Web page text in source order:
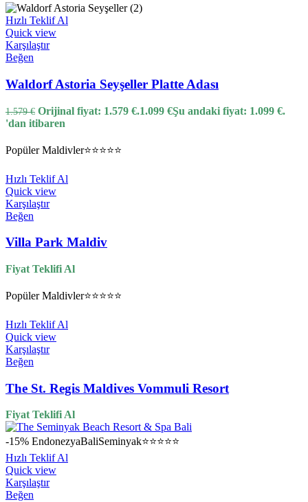
Hızlı Teklif Al
Quick view
Karşılaştır
Beğen
Waldorf Astoria Seyşeller Platte Adası
1.579€ Orijinal fiyat: 1.579 €.1.099 €Şu andaki fiyat: 1.099 €.
'dan itibaren
Popüler Maldivler⭐⭐⭐⭐⭐
Hızlı Teklif Al
Quick view
Karşılaştır
Beğen
Villa Park Maldiv
Fiyat Teklifi Al
Popüler Maldivler⭐⭐⭐⭐⭐
Hızlı Teklif Al
Quick view
Karşılaştır
Beğen
The St. Regis Maldives Vommuli Resort
Fiyat Teklifi Al
-15% EndonezyaBaliSeminyak⭐⭐⭐⭐⭐
Hızlı Teklif Al
Quick view
Karşılaştır
Beğen